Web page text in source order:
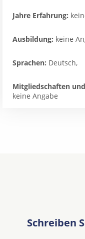
Jahre Erfahrung:
Ausbildung: keine
Sprachen: Deutsch,
Mitgliedschaften
keine Angabe
Schreiben